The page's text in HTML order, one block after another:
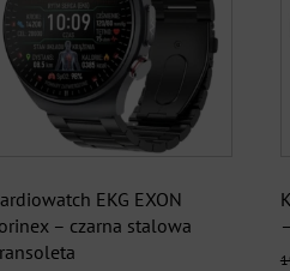
EKG EXON
– czarna stalowa